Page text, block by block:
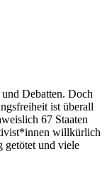
Debatten. Doch
ist überall
67 Staaten
willkürlich
getötet und viele